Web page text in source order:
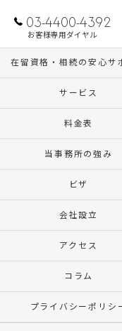
03-4400-4392
お客様専用ダイヤル
在留資格・相続の安心サ
サービス
料金表
当事務所の強み
ビザ
会社設立
アクセス
コラム
プライバシーポリシ